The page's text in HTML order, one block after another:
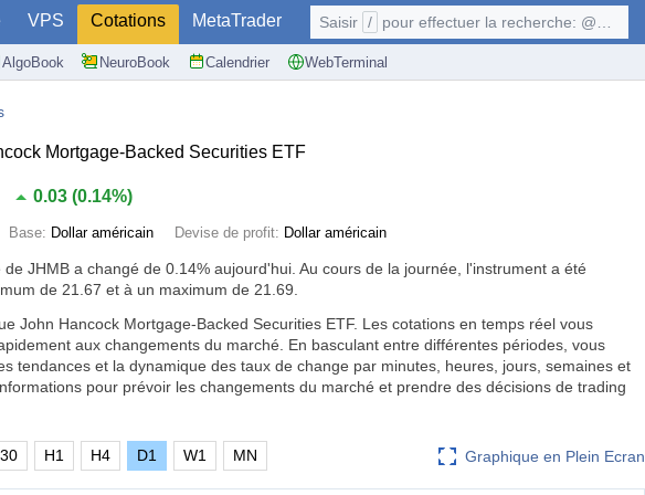
VPS Cotations MetaTrader
AlgoBook NeuroBook Calendrier WebTerminal
Saisir / pour effectuer la recherche: @user, $symbol, ...
Mortgage-Backed Securities ETF
0.03 (0.14%)
Base: Dollar américain Devise de profit: Dollar américain
JHMB a changé de 0.14% aujourd'hui. Au cours de la journée, l'instrument a été
de 21.67 et à un maximum de 21.69.
John Hancock Mortgage-Backed Securities ETF. Les cotations en temps réel vous
aux changements du marché. En basculant entre différentes périodes, vous
tendances et la dynamique des taux de change par minutes, heures, jours, semaines et
pour prévoir les changements du marché et prendre des décisions de trading
Graphique en Plein Ecran
H1 H4 D1 W1 MN